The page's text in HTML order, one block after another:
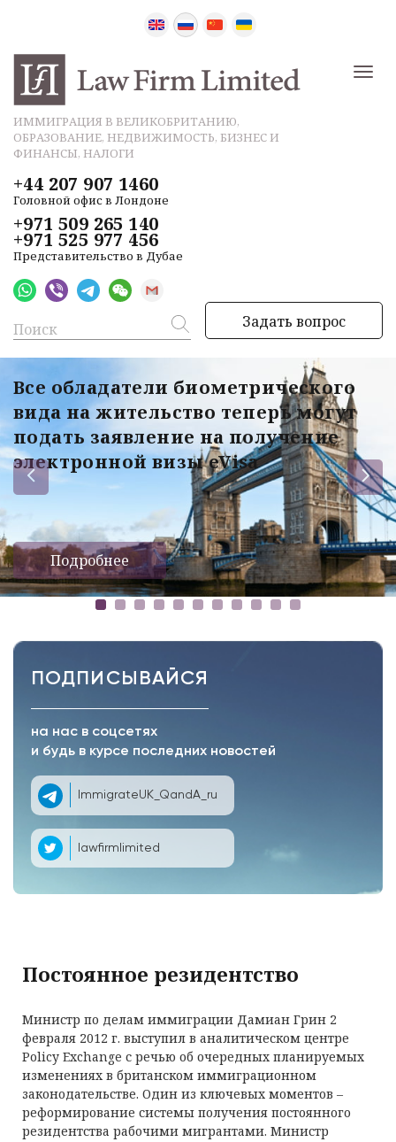
ИММИГРАЦИЯ В ВЕЛИКОБРИТАНИЮ,
ОБРАЗОВАНИЕ, НЕДВИЖИМОСТЬ, БИЗНЕС И
ФИНАНСЫ, НАЛОГИ
+44 207 907 1460
Головной офис в Лондоне
+971 509 265 140
+971 525 977 456
Представительство в Дубае
Задать вопрос
Все обладатели биометрического
вида на жительство теперь могут
подать заявление на получение
электронной визы eVisa
Подробнее
ПОДПИСЫВАЙСЯ
на нас в соцсетях
и будь в курсе последних новостей
ImmigrateUK_QandA_ru
lawfirmlimited
Постоянное резидентство
Министр по делам иммиграции Дамиан Грин 2
февраля 2012 г. выступил в аналитическом центре
Policy Exchange с речью об очередных планируемых
изменениях в британском иммиграционном
законодательстве. Один из ключевых моментов –
реформирование системы получения постоянного
резидентства рабочими мигрантами. Министр